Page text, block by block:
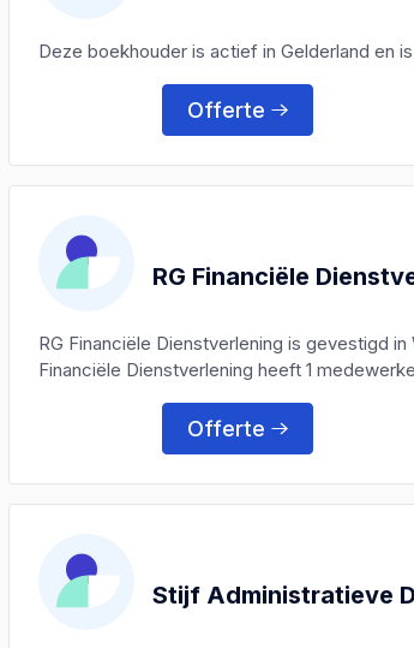
Deze boekhouder is actief in Gelderland en
Offerte
RG Financiële
RG Financiële Dienstverlening is gevestigd
Financiële Dienstverlening heeft 1
Offerte
Stijf Administratieve